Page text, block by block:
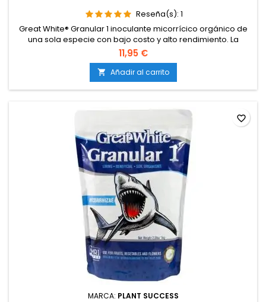
Reseña(s): 1
Great White® Granular 1 inoculante micorrícico orgánico de
una sola especie con bajo costo y alto rendimiento. La
certificación Great White Granular 1 OMRI y OIM aporta
beneficios a cualquier plantación orgánica. Cantidad 113gr
11,95 €
 Añadir al carrito
MARCA: PLANT SUCCESS
favorite_border